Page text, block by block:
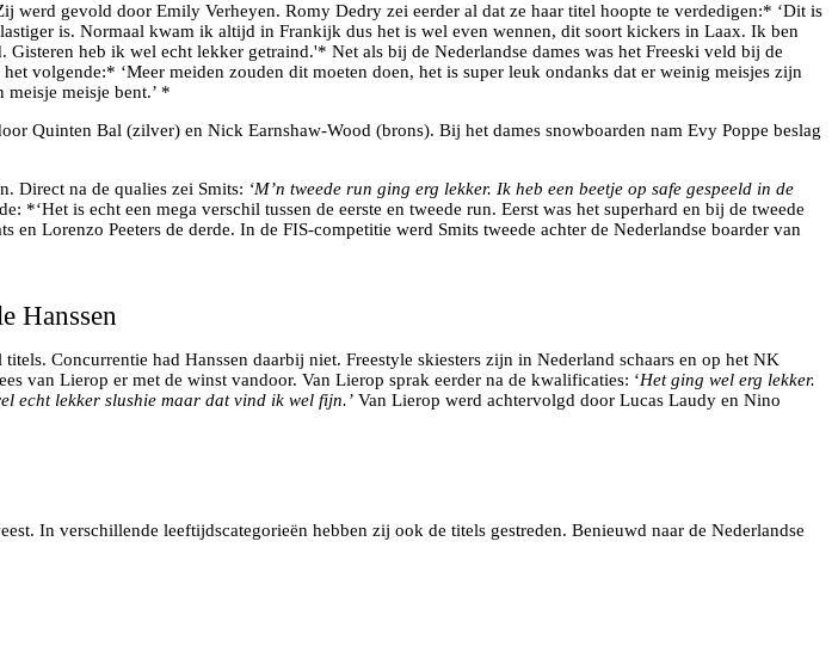
gevold door Emily Verheyen. Romy Dedry zei eerder al dat ze haar titel hoopte te verdedigen:* ‘Dit is
is. Normaal kwam ik altijd in Frankijk dus het is wel even wennen, dit soort kickers in Laax. Ik ben
heb ik wel echt lekker getraind.'* Net als bij de Nederlandse dames was het Freeski veld bij de
volgende:* ‘Meer meiden zouden dit moeten doen, het is super leuk ondanks dat er weinig meisjes zijn
meisje bent.’ *
Quinten Bal (zilver) en Nick Earnshaw-Wood (brons). Bij het dames snowboarden nam Evy Poppe beslag
Direct na de qualies zei Smits: ‘M’n tweede run ging erg lekker. Ik heb een beetje op safe gespeeld in de
*‘Het is echt een mega verschil tussen de eerste en tweede run. Eerst was het superhard en bij de tweede
Lorenzo Peeters de derde. In de FIS-competitie werd Smits tweede achter de Nederlandse boarder van
Hanssen
Concurrentie had Hanssen daarbij niet. Freestyle skiesters zijn in Nederland schaars en op het NK
van Lierop er met de winst vandoor. Van Lierop sprak eerder na de kwalificaties: ‘Het ging wel erg lekker.
echt lekker slushie maar dat vind ik wel fijn.’ Van Lierop werd achtervolgd door Lucas Laudy en Nino
In verschillende leeftijdscategorieën hebben zij ook de titels gestreden. Benieuwd naar de Nederlandse